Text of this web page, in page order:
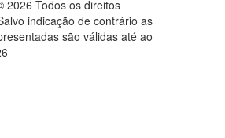
2026 Todos os direitos
indicação de contrário as
são válidas até ao